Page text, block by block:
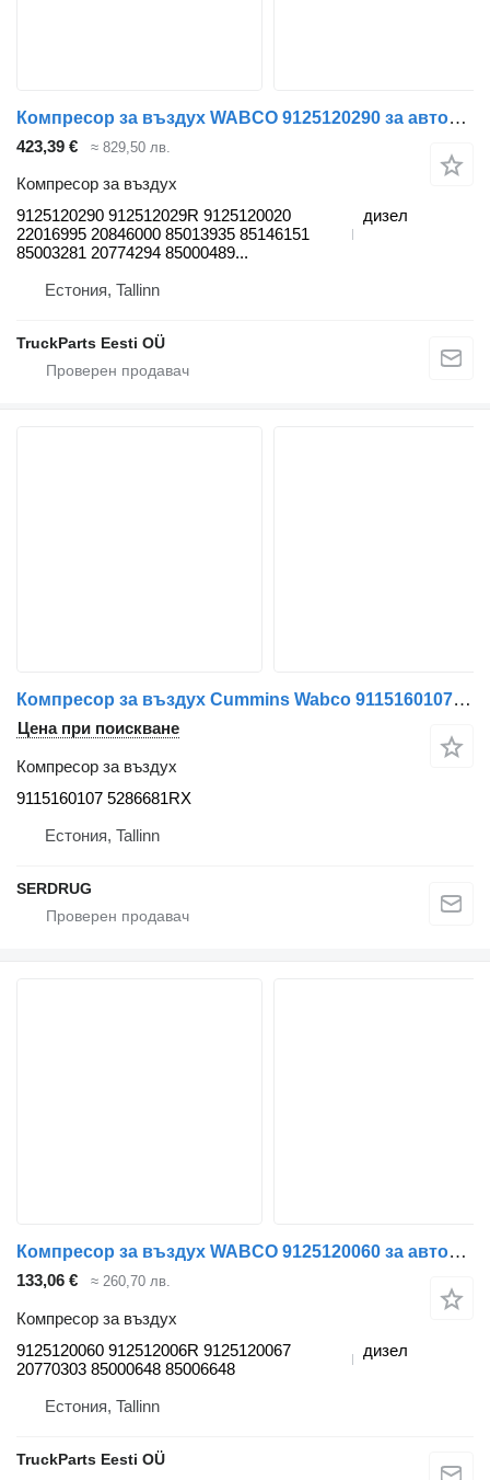
Компресор за въздух WABCO 9125120290 за автобус Volvo 7700-9900 (1999-)
423,39 € ≈ 829,50 лв.
Компресор за въздух
9125120290 912512029R 9125120020
22016995 20846000 85013935 85146151
85003281 20774294 85000489...
дизел
Естония, Tallinn
TruckParts Eesti OÜ
Компресор за въздух Cummins Wabco 9115160107 5286681RX за автобус WABCO
Цена при поискване
Компресор за въздух
9115160107 5286681RX
Естония, Tallinn
SERDRUG
Компресор за въздух WABCO 9125120060 за автобус Volvo B6, B7, B9, B10, B12
133,06 € ≈ 260,70 лв.
Компресор за въздух
9125120060 912512006R 9125120067
20770303 85000648 85006648
дизел
Естония, Tallinn
TruckParts Eesti OÜ